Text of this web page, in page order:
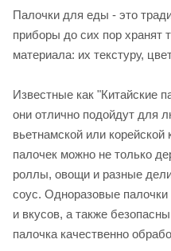
Палочки для еды - это
приборы до сих пор хранят
материала: их текстуру,
Известные как "Китайские
они отлично подойдут для
вьетнамской или
палочек можно не только
роллы, овощи и разные
соус. Одноразовые
и вкусов, а также
палочка качественно